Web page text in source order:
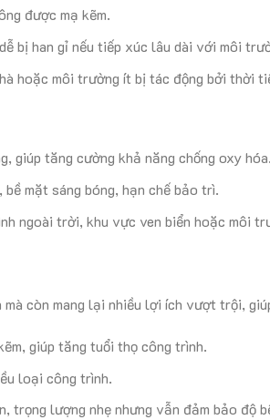
được mạ kẽm.
bị han gỉ nếu tiếp xúc lâu dài với môi
hoặc môi trường ít bị tác động bởi thời
giúp tăng cường khả năng chống oxy hóa.
mặt sáng bóng, hạn chế bảo trì.
ngoài trời, khu vực ven biển hoặc môi
còn mang lại nhiều lợi ích vượt trội,
giúp tăng tuổi thọ công trình.
loại công trình.
trọng lượng nhẹ nhưng vẫn đảm bảo độ